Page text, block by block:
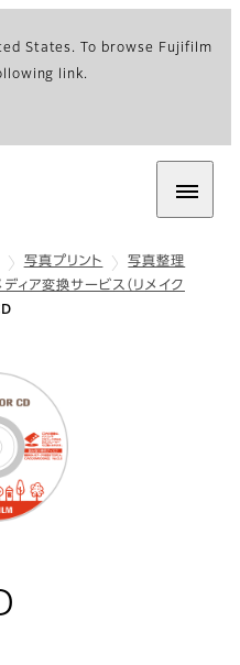
States. To browse Fujifilm
link.
写真プリント
写真整理
ディア変換サービス（リメイク